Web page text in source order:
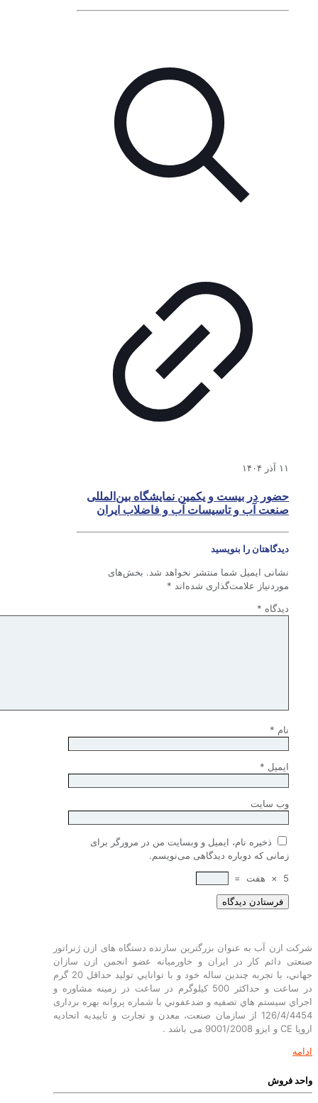
حضور در بیست و یکمین نمایشگاه بین‌المللی
صنعت آب و تاسیسات آب و فاضلاب ایران
دیدگاهتان را بنویسید
نشانی ایمیل شما منتشر نخواهد شد. بخش‌های
موردنیاز علامت‌گذاری شده‌اند*
دیدگاه*
*
وب‌ سایت
ذخیره نام، ایمیل و وبسایت من در مرورگر برای
زمانی که دوباره دیدگاهی می‌نویسم.
هفت =
ازن آب به عنوان بزرگترین سازنده دستگاه های ازن ژنراتور
دائم کار در ایران و خاورمیانه عضو انجمن ازن سازان
جهاني، با تجربه چندين ساله خود و با توانايي توليد حداقل 20 گرم
در ساعت و حداکثر 500 کیلوگرم در ساعت در زمينه مشاوره و
سيستم هاي تصفيه و ضدعفوني با شماره پروانه بهره برداری
126/4/4454 از سازمان صنعت، معدن و تجارت و تاییدیه اتحادیه
فروش